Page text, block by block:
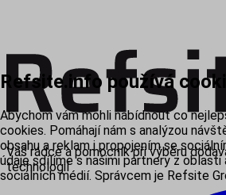
Váš rádce a pomocník při výběru
technologií
Refsite.info používá
Abychom vám mohli nabídnout co
cookies. Pomáhají nám s analýzou
obsahu a reklam i propojením se
údaje sdílíme s našimi partnery z oblasti
sociálních médií. Správcem je Refsite